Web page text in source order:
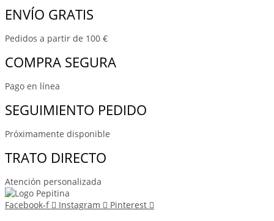
ENVÍO GRATIS
Pedidos a partir de 100 €
COMPRA SEGURA
Pago en línea
SEGUIMIENTO PEDIDO
Próximamente disponible
TRATO DIRECTO
Atención personalizada
Facebook-f
Instagram Pinterest